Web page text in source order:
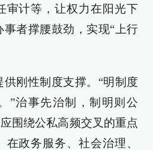
审计等，让权力在阳光下
者撑腰鼓劲，实现“上行
刚性制度支撑。“明制度
”治事先治制，制明则公
围绕公私高频交叉的重点
政务服务、社会治理、